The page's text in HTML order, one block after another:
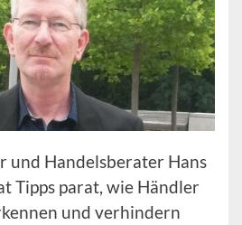
und Handelsberater Hans
Tipps parat, wie Händler
und verhindern